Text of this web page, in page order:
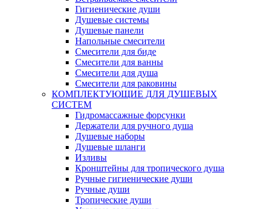
Гигиенические души
Душевые системы
Душевые панели
Напольные смесители
Смесители для биде
Смесители для ванны
Смесители для душа
Смесители для раковины
КОМПЛЕКТУЮЩИЕ ДЛЯ ДУШЕВЫХ
СИСТЕМ
Гидромассажные форсунки
Держатели для ручного душа
Душевые наборы
Душевые шланги
Изливы
Кронштейны для тропического душа
Ручные гигиенические души
Ручные души
Тропические души